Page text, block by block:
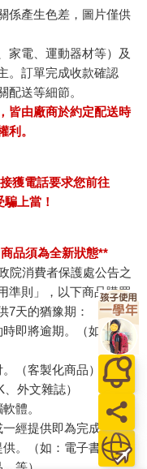
係產生色差，圖片僅供
家電、運動器材等）及
。訂單完成收款確認
配送等細節。
皆由廠商於約定配送時
利。
獲電話要求您前往
上當！
品須為全新狀態**
院消費者保護處公告之
準則」，以下商品購買
7天的猶豫期：
即將逾期。（如：生
（客製化商品）
外文雜誌）
體。
經提供即為完成之線
供。（如：電子書、電